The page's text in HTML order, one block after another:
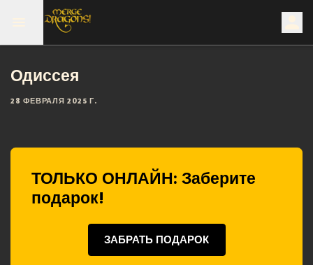
Одиссея
28 ФЕВРАЛЯ 2025 Г.
ТОЛЬКО ОНЛАЙН: Заберите
подарок!
ЗАБРАТЬ ПОДАРОК